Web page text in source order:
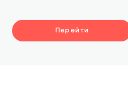
Перейти